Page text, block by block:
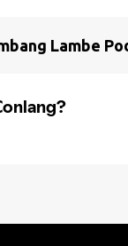
Lambe